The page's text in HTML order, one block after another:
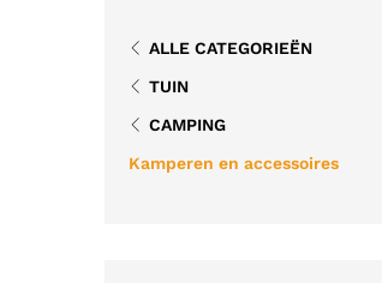
ALLE CATEGORIEËN
TUIN
CAMPING
Kamperen en accessoires